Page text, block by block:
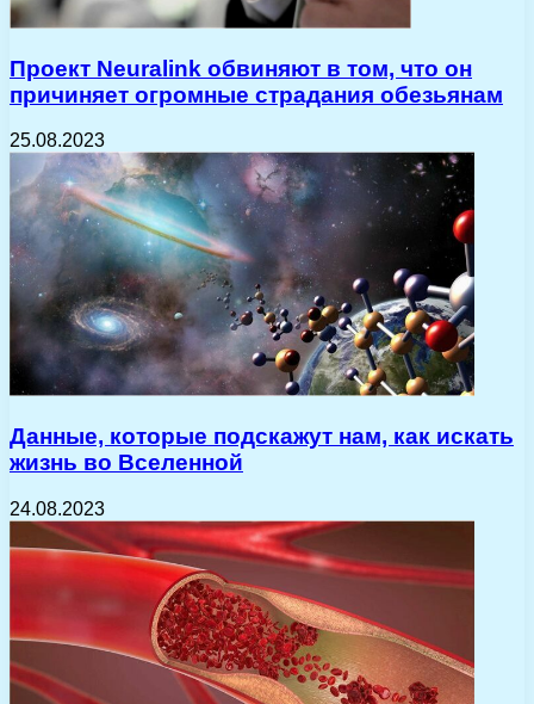
Проект Neuralink обвиняют в том, что он
причиняет огромные страдания обезьянам
25.08.2023
Данные, которые подскажут нам, как искать
жизнь во Вселенной
24.08.2023